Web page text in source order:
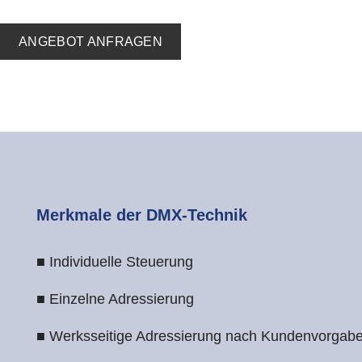
ANGEBOT ANFRAGEN
Merkmale der DMX-Technik
■ Individuelle Steuerung
■ Einzelne Adressierung
■ Werksseitige Adressierung nach